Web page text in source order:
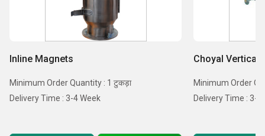
Inline Magnets
Minimum Order Quantity : 1 टुकड़ा
Delivery Time : 3-4 Week
Choyal Vertical
Minimum Order
Delivery Time : 3-4